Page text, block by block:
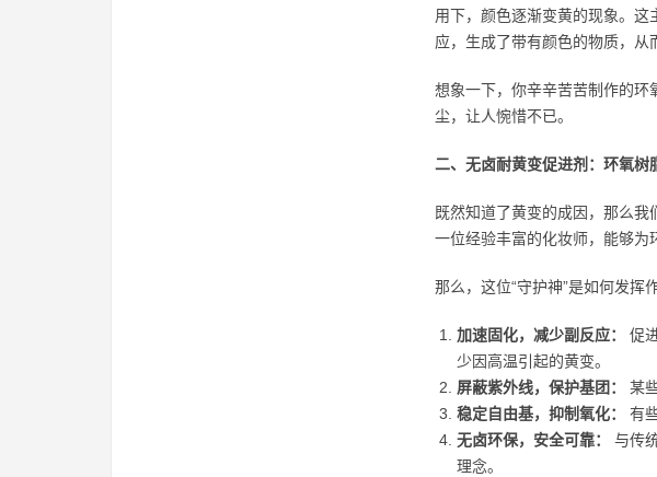
用下，颜色逐渐变黄的现象。
应，生成了带有颜色的物质，从
想象一下，你辛辛苦苦制作的环
尘，让人惋惜不已。
二、无卤耐黄变促进剂：环氧树
既然知道了黄变的成因，那么我
一位经验丰富的化妆师，能够为
那么，这位“守护神”是如何发挥
加速固化，减少副反应：
促
少因高温引起的黄变。
屏蔽紫外线，保护基团：
某
稳定自由基，抑制氧化：
有
无卤环保，安全可靠：
与传
理念。